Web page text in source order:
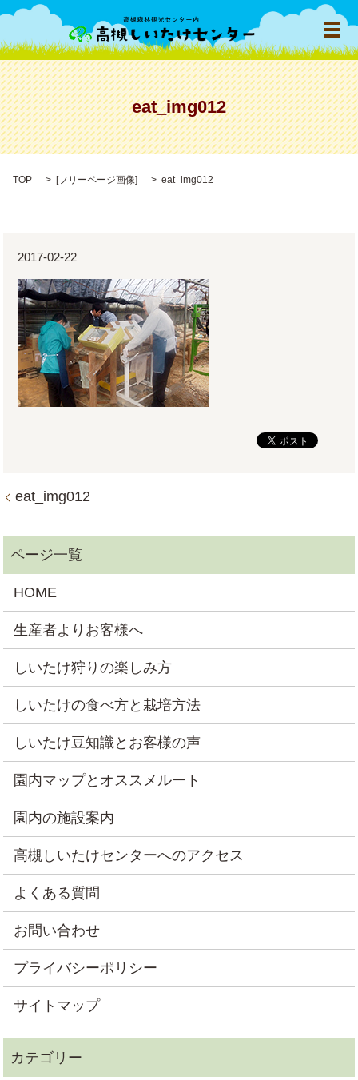
メ
eat_img012
TOP [フリーページ画像] eat_img012
2017-02-22
eat_img012
HOME
生産者よりお客様へ
しいたけ狩りの楽しみ方
しいたけの食べ方と栽培方法
しいたけ豆知識とお客様の声
園内マップとオススメルート
園内の施設案内
高槻しいたけセンターへのアクセス
よくある質問
お問い合わせ
プライバシーポリシー
サイトマップ